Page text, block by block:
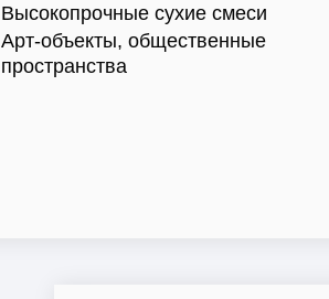
Высокопрочные сухие смеси
Арт-объекты, общественные
пространства